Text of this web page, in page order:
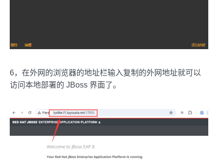
6，在外网的浏览器的地址栏输入复制的外网地址就可以
访问本地部署的 JBoss 界面了。